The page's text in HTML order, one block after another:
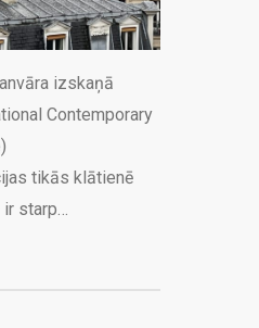
izskaņā
Contemporary
tikās klātienē
starp…